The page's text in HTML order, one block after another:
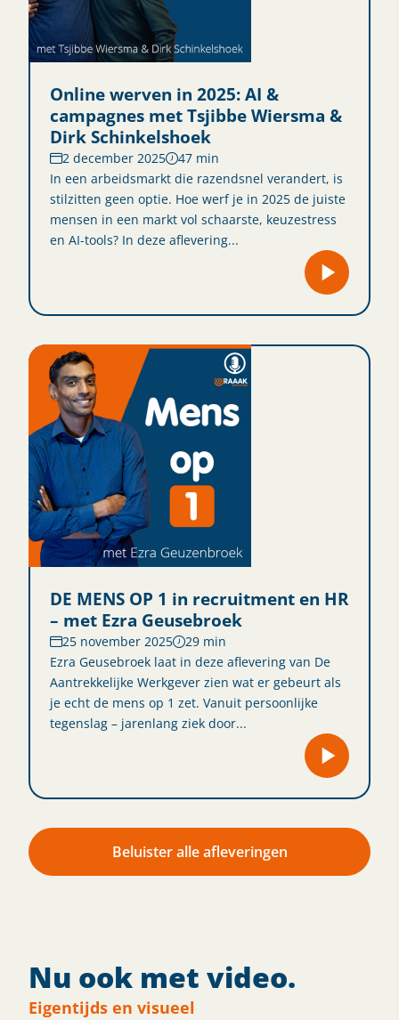
Online werven in 2025: AI &
campagnes met Tsjibbe Wiersma &
Dirk Schinkelshoek
2 december 2025
47 min
In een arbeidsmarkt die razendsnel verandert, is
stilzitten geen optie. Hoe werf je in 2025 de juiste
mensen in een markt vol schaarste, keuzestress
en AI-tools? In deze aflevering...
DE MENS OP 1 in recruitment en HR
– met Ezra Geusebroek
25 november 2025
29 min
Ezra Geusebroek laat in deze aflevering van De
Aantrekkelijke Werkgever zien wat er gebeurt als
je echt de mens op 1 zet. Vanuit persoonlijke
tegenslag – jarenlang ziek door...
Beluister alle afleveringen
Nu ook met video.
Eigentijds en visueel